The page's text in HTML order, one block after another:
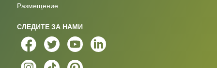
Размещение
СЛЕДИТЕ ЗА НАМИ